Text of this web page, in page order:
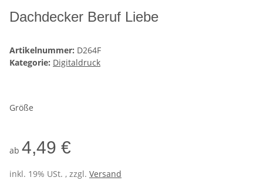
Dachdecker Beruf Liebe
Artikelnummer: D264F
Kategorie: Digitaldruck
Größe
ab 4,49 €
inkl. 19% USt. , zzgl. Versand